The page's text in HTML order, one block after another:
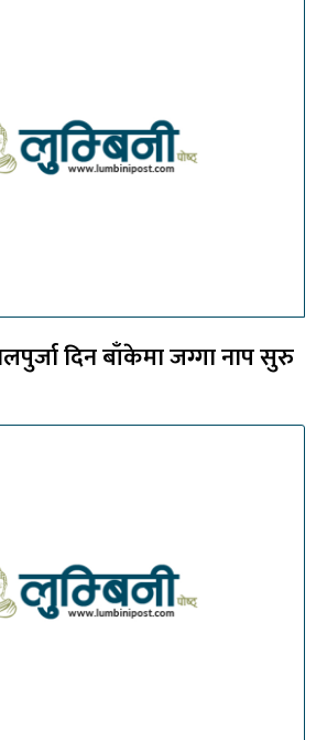
दिन बाँकेमा जग्गा नाप सुरु